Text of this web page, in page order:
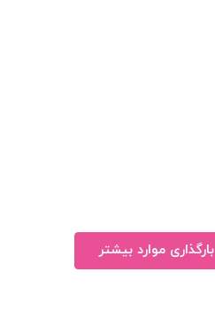
بارگذاری موارد بیشتر